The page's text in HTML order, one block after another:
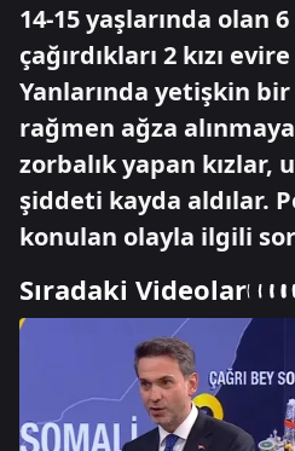
14-15 yaşlarında olan
çağırdıkları 2 kızı
Yanlarında yetişkin
rağmen ağza
zorbalık yapan kızlar,
şiddeti kayda aldılar.
konulan olayla ilgili
Sıradaki Videolar